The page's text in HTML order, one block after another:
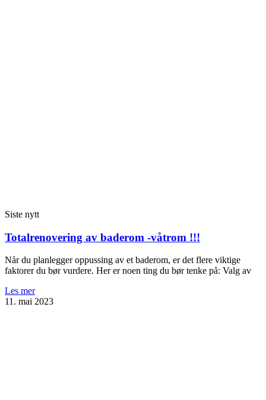
Siste nytt
Totalrenovering av baderom -våtrom !!!
Når du planlegger oppussing av et baderom, er det flere viktige
faktorer du bør vurdere. Her er noen ting du bør tenke på: Valg av
Les mer
11. mai 2023